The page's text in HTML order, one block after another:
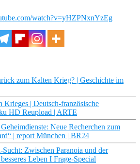
watch?v=yHZPNxnYzEg
zum Kalten Krieg? | Geschichte im
Krieges | Deutsch-französische
HD Reupload | ARTE
Neue Recherchen zum
| report München | BR24
Zwischen Paranoia und der
Leben I Frage-Special